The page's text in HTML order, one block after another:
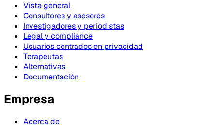
Vista general
Consultores y asesores
Investigadores y periodistas
Legal y compliance
Usuarios centrados en privacidad
Terapeutas
Alternativas
Documentación
Empresa
Acerca de